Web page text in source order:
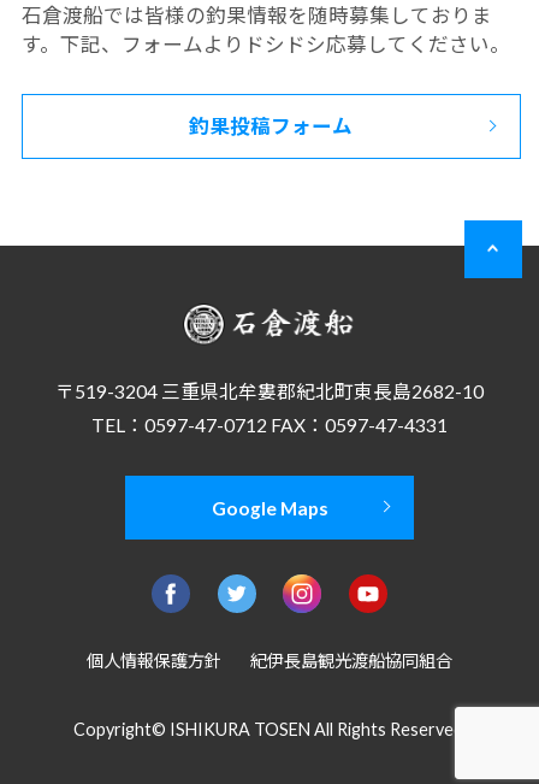
石倉渡船では皆様の釣果情報を随時募集しておりま
す。下記、フォームよりドシドシ応募してください。
釣果投稿フォーム
〒519-3204 三重県北牟婁郡紀北町東長島2682-10
TEL：0597-47-0712 FAX：0597-47-4331
Google Maps
個人情報保護方針 紀伊長島観光渡船協同組合
Copyright© ISHIKURA TOSEN All Rights Reserved.